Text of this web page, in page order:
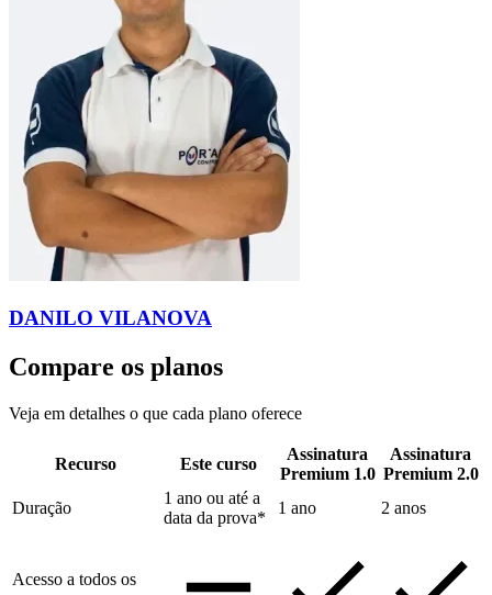
DANILO VILANOVA
Compare os planos
Veja em detalhes o que cada plano oferece
Recurso Este curso
Assinatura
Premium 1.0
Assinatura
Premium 2.0
Duração
1 ano ou até a
data da prova*
1 ano 2 anos
Acesso a todos os